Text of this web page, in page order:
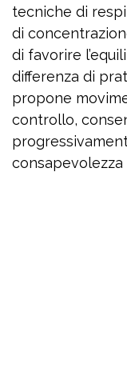
tecniche di
di
di favorire
differenza di
propone
controllo,
consapevolezza